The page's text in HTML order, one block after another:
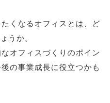
くなるオフィスとは、ど
うか。
オフィスづくりのポイン
の事業成長に役立つかも